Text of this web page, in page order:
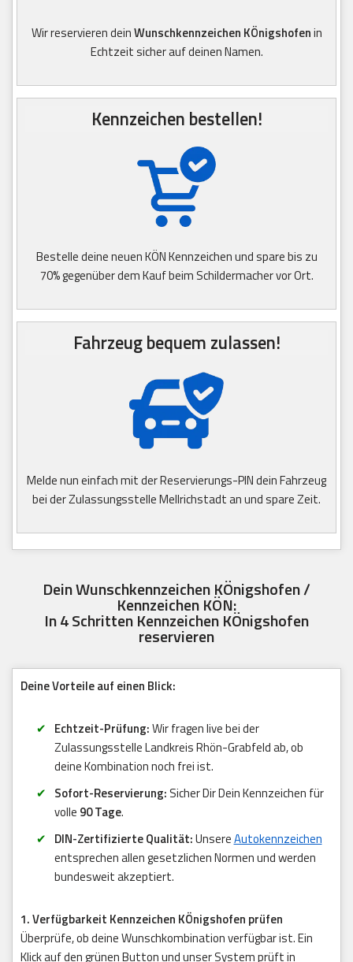
Wir reservieren deinWunschkennzeichen KÖnigshofenin
Echtzeit sicher auf deinen Namen.
Kennzeichen bestellen!
Bestelle deine neuen KÖN Kennzeichen und spare bis zu
70% gegenüber dem Kauf beim Schildermacher vor Ort.
Fahrzeug bequem zulassen!
Melde nun einfach mit der Reservierungs-PIN dein Fahrzeug
bei der Zulassungsstelle Mellrichstadt an und spare Zeit.
Dein Wunschkennzeichen KÖnigshofen /
Kennzeichen KÖN:
In 4 Schritten Kennzeichen KÖnigshofen
reservieren
Deine Vorteile auf einen Blick:
Echtzeit-Prüfung:Wir fragen live bei der
Zulassungsstelle Landkreis Rhön-Grabfeld ab, ob
deine Kombination noch frei ist.
Sofort-Reservierung: Sicher Dir Dein Kennzeichen für
volle 90 Tage.
DIN-Zertifizierte Qualität:UnsereAutokennzeichen
entsprechen allen gesetzlichen Normen und werden
bundesweit akzeptiert.
1. Verfügbarkeit Kennzeichen KÖnigshofen prüfen
Überprüfe, ob deine Wunschkombination verfügbar ist. Ein
Klick auf den grünen Button und unser System prüft in